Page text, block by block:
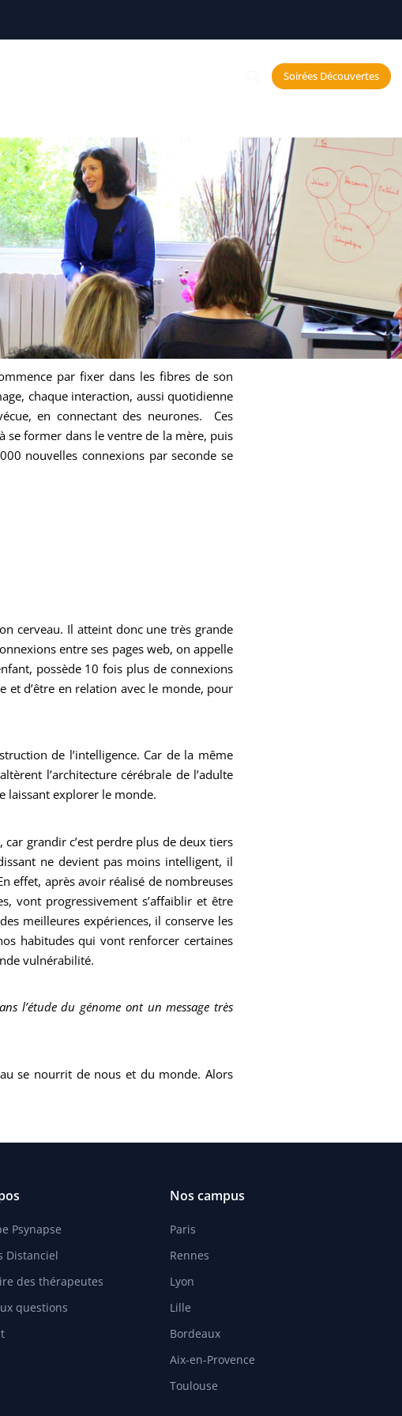
Soirées Découvertes
par fixer dans les fibres de son
chaque interaction, aussi quotidienne
en connectant des neurones. Ces
se former dans le ventre de la mère, puis
nouvelles connexions par seconde se
cerveau. Il atteint donc une très grande
entre ses pages web, on appelle
possède 10 fois plus de connexions
d’être en relation avec le monde, pour
de l’intelligence. Car de la même
l’architecture cérébrale de l’adulte
laissant explorer le monde.
grandir c’est perdre plus de deux tiers
ne devient pas moins intelligent, il
effet, après avoir réalisé de nombreuses
vont progressivement s’affaiblir et être
meilleures expériences, il conserve les
habitudes qui vont renforcer certaines
vulnérabilité.
l’étude du génome ont un message très
se nourrit de nous et du monde. Alors
Psynapse
Distanciel
des thérapeutes
questions
Nos campus
Paris
Rennes
Lyon
Lille
Bordeaux
Aix-en-Provence
Toulouse